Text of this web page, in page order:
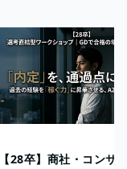
【28卒】商社・コンサ